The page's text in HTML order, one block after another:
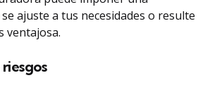
ajuste a tus necesidades o resulte
ventajosa.